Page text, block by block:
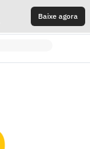
Baixe agora